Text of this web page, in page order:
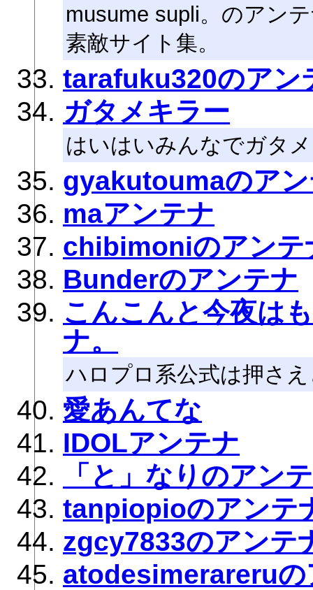
musume supli。のアン
素敵サイト集。
tarafuku320のアン
ガタメキラー
はいはいみんなでガタ
gyakutoumaのア
maアンテナ
chibimoniのアンテ
Bunderのアンテナ
こんこんと今夜は
ナ。
ハロプロ系公式は押さ
愛あんてな
IDOLアンテナ
「と」なりのアン
tanpiopioのアンテ
zgcy7833のアンテ
atodesimerareruの